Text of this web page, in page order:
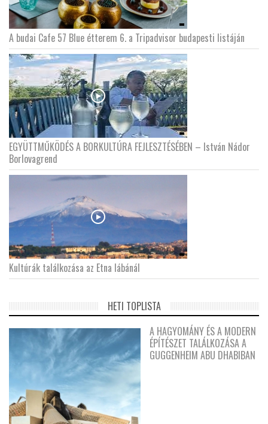
A budai Cafe 57 Blue étterem 6. a Tripadvisor budapesti listáján
EGYÜTTMŰKÖDÉS A BORKULTÚRA FEJLESZTÉSÉBEN – István Nádor
Borlovagrend
Kultúrák találkozása az Etna lábánál
HETI TOPLISTA
A HAGYOMÁNY ÉS A MODERN
ÉPÍTÉSZET TALÁLKOZÁSA A
GUGGENHEIM ABU DHABIBAN